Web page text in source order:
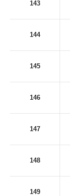
143
144
145
146
147
148
149